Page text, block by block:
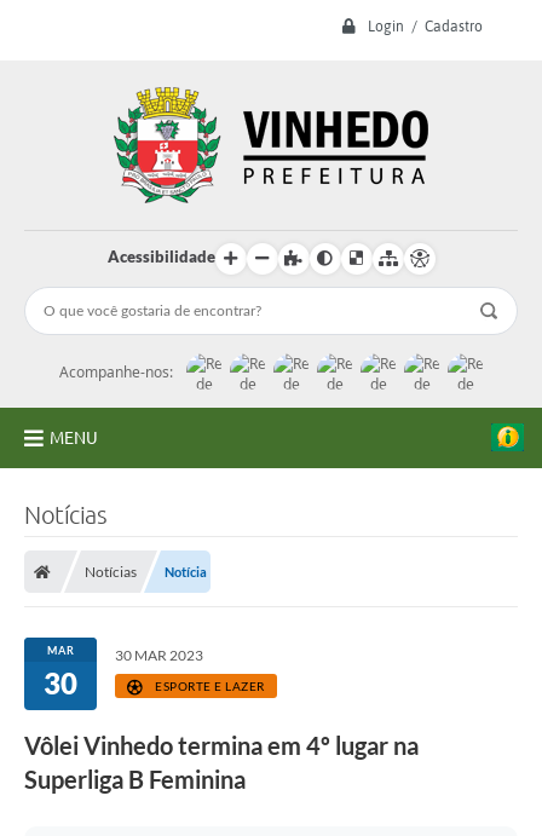
Login / Cadastro
Acessibilidade
Acompanhe-nos:
MENU
Licitações
Transparência
Concursos e Processos Seletivos
Inclusão e Acessibilidade
Notícias
Notícias Notícia
MAR
30
30 MAR 2023
ESPORTE E LAZER
Vôlei Vinhedo termina em 4º lugar na
Superliga B Feminina